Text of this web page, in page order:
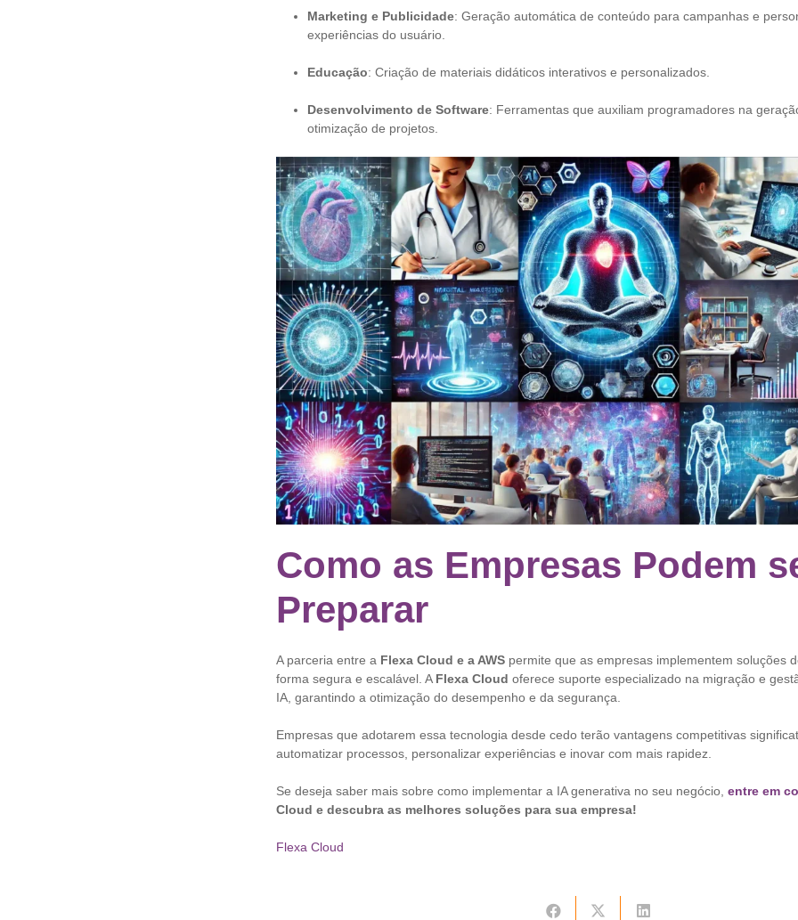
Marketing e Publicidade: Geração automática de conteúdo para campanhas e
experiências do usuário.
Educação: Criação de materiais didáticos interativos e personalizados.
Desenvolvimento de Software: Ferramentas que auxiliam programadores na
otimização de projetos.
Como as Empresas Podem
Preparar
A parceria entre a Flexa Cloud e a AWS permite que as empresas implementem soluções
forma segura e escalável. A Flexa Cloud oferece suporte especializado na migração e
IA, garantindo a otimização do desempenho e da segurança.
Empresas que adotarem essa tecnologia desde cedo terão vantagens competitivas
automatizar processos, personalizar experiências e inovar com mais rapidez.
Se deseja saber mais sobre como implementar a IA generativa no seu negócio, entre em
Cloud e descubra as melhores soluções para sua empresa!
Flexa Cloud